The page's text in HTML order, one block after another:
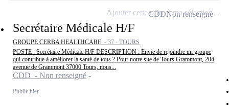
Secrétaire Médicale H/F
GROUPE CERBA HEALTHCARE - 37 - TOURS
POSTE : Secrétaire Médicale H/F DESCRIPTION : Envie de rejoindre un groupe
qui contribue à améliorer la santé de tous ? Pour notre site de Tours Grammont, 204
avenue de Grammont 37000 Tours, nous...
CDD - Non renseigné
Publié hier
CDDNon renseigné
Ajouter cette offre à ma sélection